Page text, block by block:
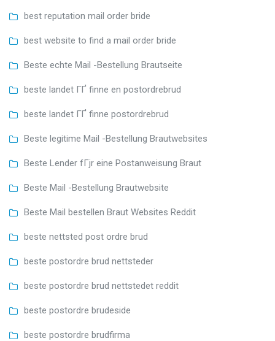
best reputation mail order bride
best website to find a mail order bride
Beste echte Mail -Bestellung Brautseite
beste landet ГҐ finne en postordrebrud
beste landet ГҐ finne postordrebrud
Beste legitime Mail -Bestellung Brautwebsites
Beste Lender fГјr eine Postanweisung Braut
Beste Mail -Bestellung Brautwebsite
Beste Mail bestellen Braut Websites Reddit
beste nettsted post ordre brud
beste postordre brud nettsteder
beste postordre brud nettstedet reddit
beste postordre brudeside
beste postordre brudfirma